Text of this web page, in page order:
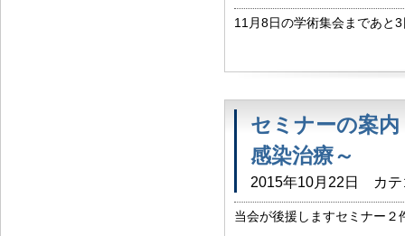
11月8日の学術集会まであと
セミナーの案
感染治療～
2015年10月22日 カ
当会が後援しますセミナー